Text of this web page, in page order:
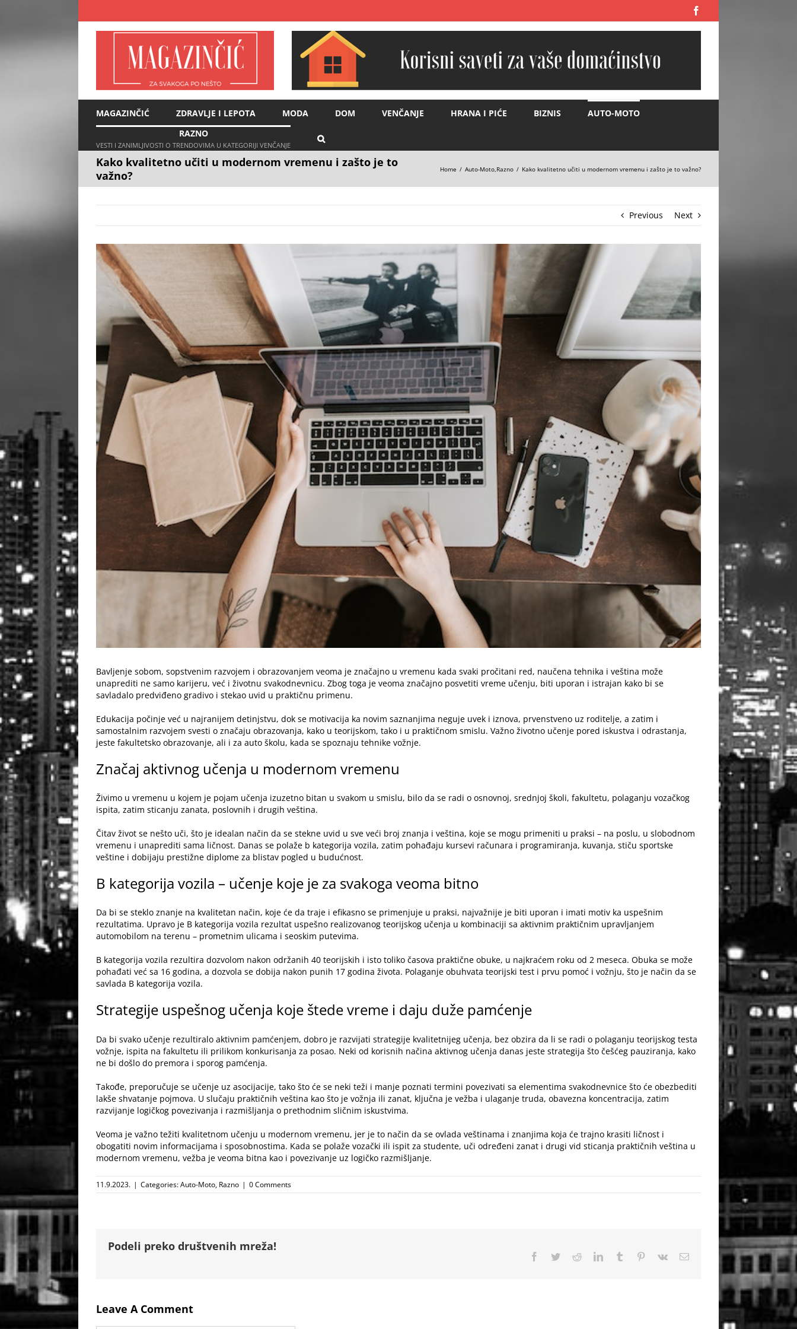
MAGAZINČIĆ ZDRAVLJE I LEPOTA MODA DOM VENČANJE HRANA I PIĆE BIZNIS
AUTO-MOTO
RAZNO
VESTI I ZANIMLJIVOSTI O TRENDOVIMA U KATEGORIJI VENČANJE
Kako kvalitetno učiti u modernom vremenu i zašto je to
važno?
Home Auto-Moto,Razno Kako kvalitetno učiti u modernom vremenu i zašto je to važno?
Previous Next
View
Larger
Image
Bavljenje sobom, sopstvenim razvojem i obrazovanjem veoma je značajno u vremenu kada svaki pročitani red, naučena tehnika i veština može
unaprediti ne samo karijeru, već i životnu svakodnevnicu. Zbog toga je veoma značajno posvetiti vreme učenju, biti uporan i istrajan kako bi se
savladalo predviđeno gradivo i stekao uvid u praktičnu primenu.
Edukacija počinje već u najranijem detinjstvu, dok se motivacija ka novim saznanjima neguje uvek i iznova, prvenstveno uz roditelje, a zatim i
samostalnim razvojem svesti o značaju obrazovanja, kako u teorijskom, tako i u praktičnom smislu. Važno životno učenje pored iskustva i odrastanja,
jeste fakultetsko obrazovanje, ali i za auto školu, kada se spoznaju tehnike vožnje.
Značaj aktivnog učenja u modernom vremenu
Živimo u vremenu u kojem je pojam učenja izuzetno bitan u svakom u smislu, bilo da se radi o osnovnoj, srednjoj školi, fakultetu, polaganju vozačkog
ispita, zatim sticanju zanata, poslovnih i drugih veština.
Čitav život se nešto uči, što je idealan način da se stekne uvid u sve veći broj znanja i veština, koje se mogu primeniti u praksi – na poslu, u slobodnom
vremenu i unaprediti sama ličnost. Danas se polaže b kategorija vozila, zatim pohađaju kursevi računara i programiranja, kuvanja, stiču sportske
veštine i dobijaju prestižne diplome za blistav pogled u budućnost.
B kategorija vozila – učenje koje je za svakoga veoma bitno
Da bi se steklo znanje na kvalitetan način, koje će da traje i efikasno se primenjuje u praksi, najvažnije je biti uporan i imati motiv ka uspešnim
rezultatima. Upravo je B kategorija vozila rezultat uspešno realizovanog teorijskog učenja u kombinaciji sa aktivnim praktičnim upravljanjem
automobilom na terenu – prometnim ulicama i seoskim putevima.
B kategorija vozila rezultira dozvolom nakon održanih 40 teorijskih i isto toliko časova praktične obuke, u najkraćem roku od 2 meseca. Obuka se može
pohađati već sa 16 godina, a dozvola se dobija nakon punih 17 godina života. Polaganje obuhvata teorijski test i prvu pomoć i vožnju, što je način da se
savlada B kategorija vozila.
Strategije uspešnog učenja koje štede vreme i daju duže pamćenje
Da bi svako učenje rezultiralo aktivnim pamćenjem, dobro je razvijati strategije kvalitetnijeg učenja, bez obzira da li se radi o polaganju teorijskog testa
vožnje, ispita na fakultetu ili prilikom konkurisanja za posao. Neki od korisnih načina aktivnog učenja danas jeste strategija što češćeg pauziranja, kako
ne bi došlo do premora i sporog pamćenja.
Takođe, preporučuje se učenje uz asocijacije, tako što će se neki teži i manje poznati termini povezivati sa elementima svakodnevnice što će obezbediti
lakše shvatanje pojmova. U slučaju praktičnih veština kao što je vožnja ili zanat, ključna je vežba i ulaganje truda, obavezna koncentracija, zatim
razvijanje logičkog povezivanja i razmišljanja o prethodnim sličnim iskustvima.
Veoma je važno težiti kvalitetnom učenju u modernom vremenu, jer je to način da se ovlada veštinama i znanjima koja će trajno krasiti ličnost i
obogatiti novim informacijama i sposobnostima. Kada se polaže vozački ili ispit za studente, uči određeni zanat i drugi vid sticanja praktičnih veština u
modernom vremenu, vežba je veoma bitna kao i povezivanje uz logičko razmišljanje.
11.9.2023. | Categories:Auto-Moto, Razno | 0 Comments
Podeli preko društvenih mreža!
Facebook
TwitterRedditLinkedInTumblr Pinterest
Vk Email
Leave A Comment